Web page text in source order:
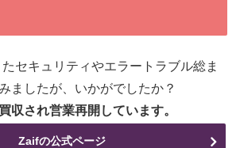
セキュリティやエラートラブル総ま
ましたが、いかがでしたか？
収され営業再開しています。
Zaifの公式ページ